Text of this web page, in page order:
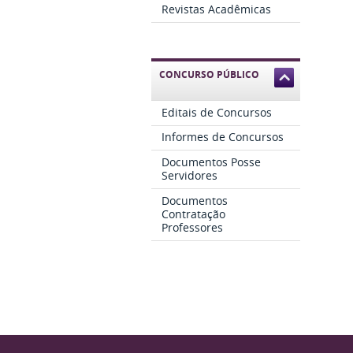
Revistas Acadêmicas
CONCURSO PÚBLICO
Editais de Concursos
Informes de Concursos
Documentos Posse
Servidores
Documentos
Contratação
Professores